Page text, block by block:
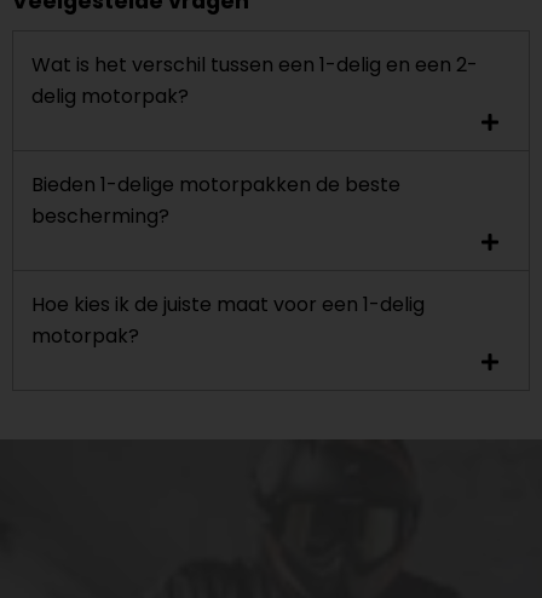
Wat is het verschil tussen een 1-delig en een 2-
delig motorpak?
Bieden 1-delige motorpakken de beste
bescherming?
Hoe kies ik de juiste maat voor een 1-delig
motorpak?